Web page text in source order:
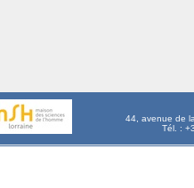
44, avenue de
Tél. :